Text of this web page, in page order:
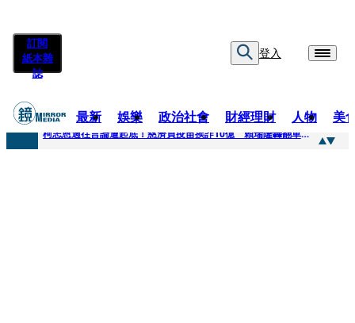
訂閱
紙本雜
誌
登入
最新 娛樂 政治社會 財經理財 人物 美
快訊
柯志恩過往言論遭起底！慈濟買疫苗挨詐10億 賴瑞隆轟翻車：應為當年錯誤道歉